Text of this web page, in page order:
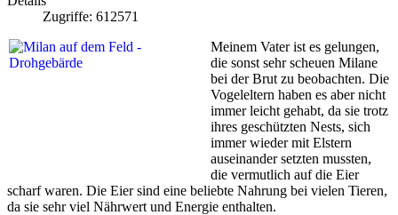
Zugriffe: 612571
Meinem Vater ist es gelungen,
die sonst sehr scheuen Milane
bei der Brut zu beobachten. Die
Vogeleltern haben es aber nicht
immer leicht gehabt, da sie trotz
ihres geschützten Nests, sich
immer wieder mit Elstern
auseinander setzten mussten,
die vermutlich auf die Eier
scharf waren. Die Eier sind eine beliebte Nahrung bei vielen Tieren,
da sie sehr viel Nährwert und Energie enthalten.